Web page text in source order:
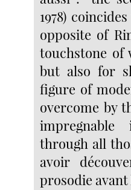
1978)
opposite of
touchstone of
but also for
figure of
overcome by
impregnable
through all
avoir
prosodie avant